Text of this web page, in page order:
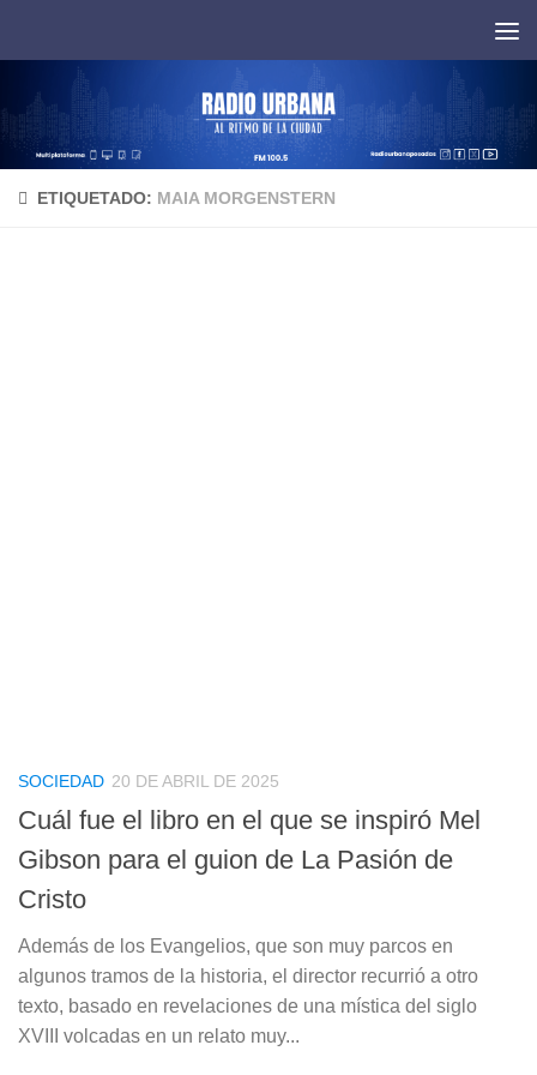
ETIQUETADO: MAIA MORGENSTERN
SOCIEDAD 20 DE ABRIL DE 2025
Cuál fue el libro en el que se inspiró Mel
Gibson para el guion de La Pasión de
Cristo
Además de los Evangelios, que son muy parcos en
algunos tramos de la historia, el director recurrió a otro
texto, basado en revelaciones de una mística del siglo
XVIII volcadas en un relato muy...